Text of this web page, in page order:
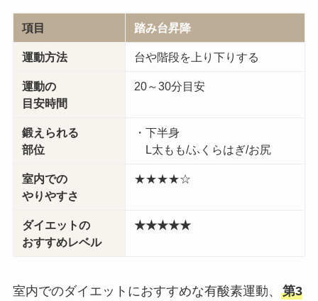
項目 踏み台昇降
運動方法 台や階段を上り下りする
運動の
目安時間
20～30分目安
鍛えられる
部位
・下半身
L太もも/ふくらはぎ/お尻
室内での
やりやすさ
★★★★☆
ダイエットの
おすすめレベル
★★★★★
室内でのダイエットにおすすめな有酸素運動、 第3